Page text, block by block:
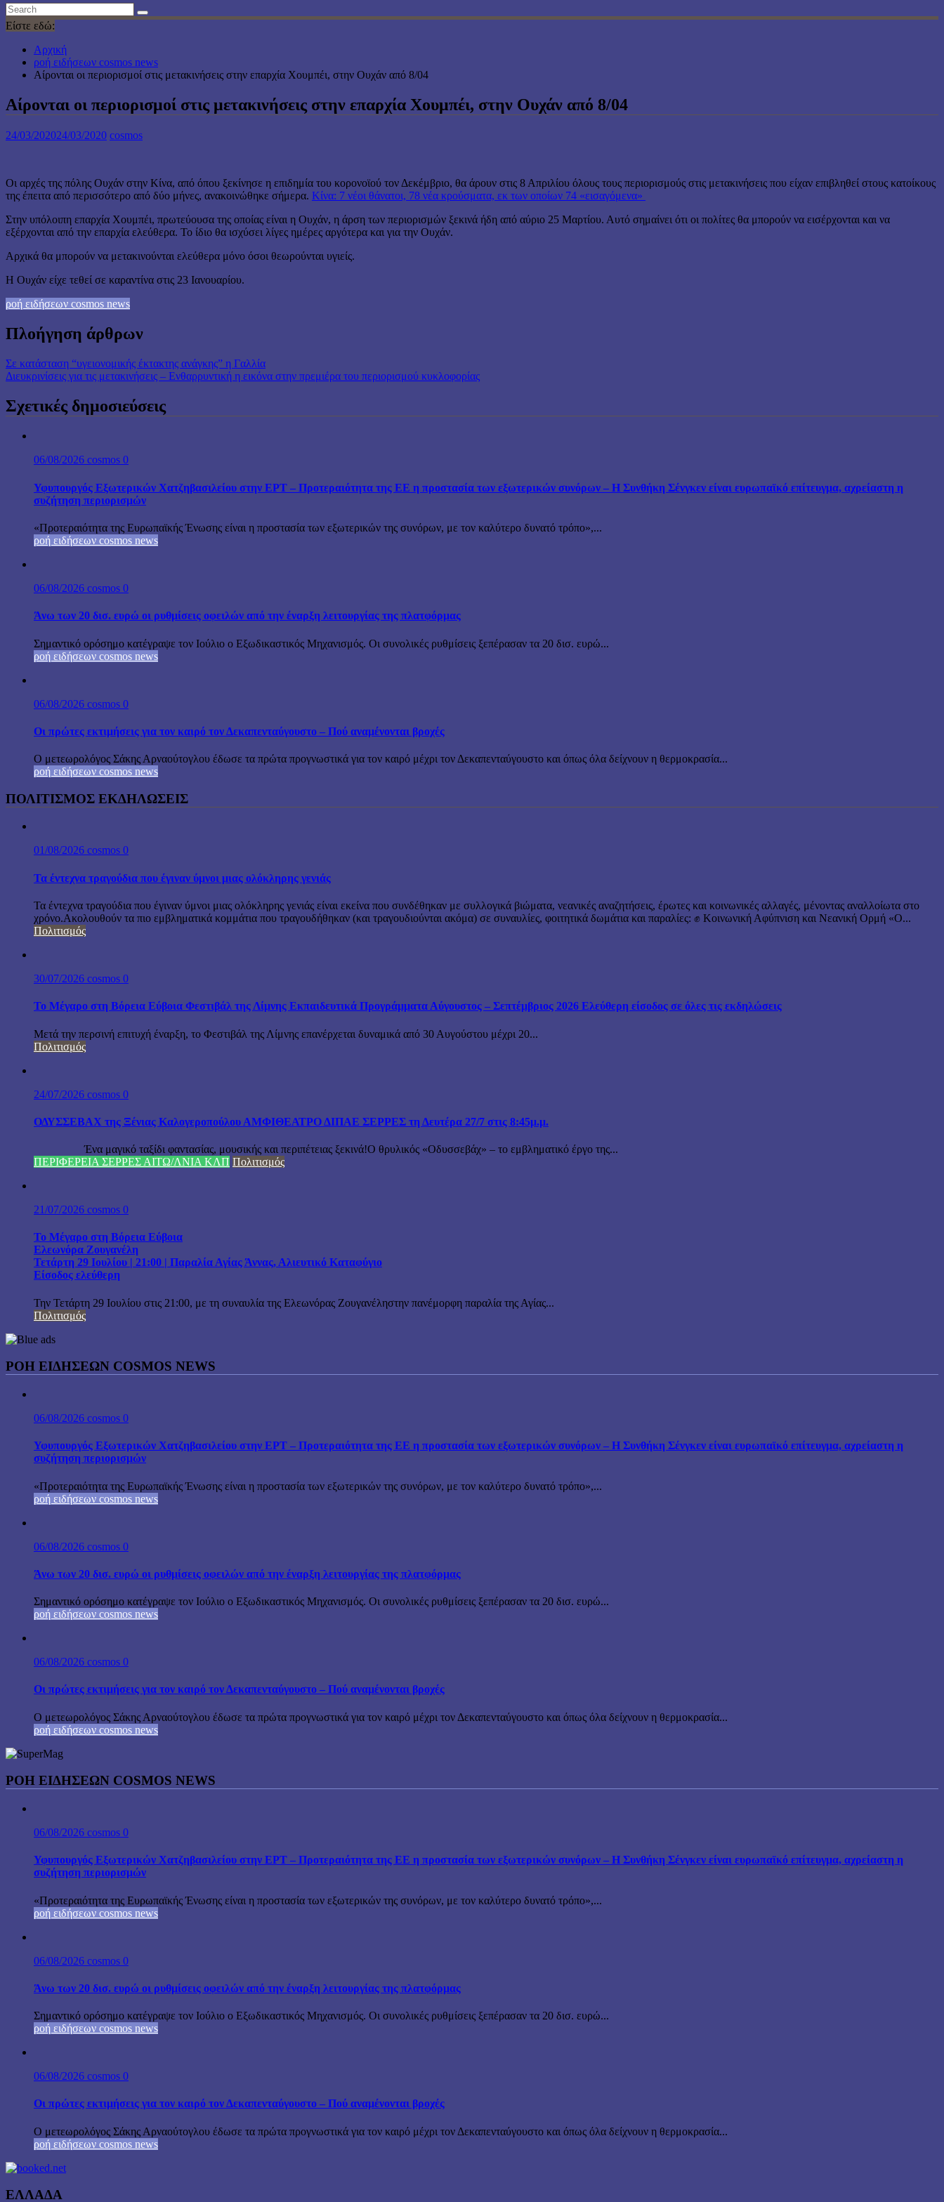
Είστε εδώ:
Αρχική
ροή ειδήσεων cosmos news
Αίρονται οι περιορισμοί στις μετακινήσεις στην επαρχία Χουμπέι, στην Ουχάν από 8/04
Αίρονται οι περιορισμοί στις μετακινήσεις στην επαρχία Χουμπέι, στην Ουχάν από 8/04
24/03/202024/03/2020 cosmos
Οι αρχές της πόλης Ουχάν στην Κίνα, από όπου ξεκίνησε η επιδημία του κορονοϊού τον Δεκέμβριο, θα άρουν στις 8 Απριλίου όλους τους περιορισμούς στις μετακινήσεις που είχαν επιβληθεί στους κατοίκους
της έπειτα από περισσότερο από δύο μήνες, ανακοινώθηκε σήμερα. Κίνα: 7 νέοι θάνατοι, 78 νέα κρούσματα, εκ των οποίων 74 «εισαγόμενα»
Στην υπόλοιπη επαρχία Χουμπέι, πρωτεύουσα της οποίας είναι η Ουχάν, η άρση των περιορισμών ξεκινά ήδη από αύριο 25 Μαρτίου. Αυτό σημαίνει ότι οι πολίτες θα μπορούν να εισέρχονται και να
εξέρχονται από την επαρχία ελεύθερα. Το ίδιο θα ισχύσει λίγες ημέρες αργότερα και για την Ουχάν.
Αρχικά θα μπορούν να μετακινούνται ελεύθερα μόνο όσοι θεωρούνται υγιείς.
Η Ουχάν είχε τεθεί σε καραντίνα στις 23 Ιανουαρίου.
ροή ειδήσεων cosmos news
Πλοήγηση άρθρων
Σε κατάσταση “υγειονομικής έκτακτης ανάγκης” η Γαλλία
Διευκρινίσεις για τις μετακινήσεις – Ενθαρρυντική η εικόνα στην πρεμιέρα του περιορισμού κυκλοφορίας
Σχετικές δημοσιεύσεις
06/08/2026 cosmos 0
Υφυπουργός Εξωτερικών Χατζηβασιλείου στην ΕΡΤ – Προτεραιότητα της ΕΕ η προστασία των εξωτερικών συνόρων – Η Συνθήκη Σένγκεν είναι ευρωπαϊκό επίτευγμα, αχρείαστη η
συζήτηση περιορισμών
«Προτεραιότητα της Ευρωπαϊκής Ένωσης είναι η προστασία των εξωτερικών της συνόρων, με τον καλύτερο δυνατό τρόπο»,...
ροή ειδήσεων cosmos news
06/08/2026 cosmos 0
Άνω των 20 δισ. ευρώ οι ρυθμίσεις οφειλών από την έναρξη λειτουργίας της πλατφόρμας
Σημαντικό ορόσημο κατέγραψε τον Ιούλιο ο Εξωδικαστικός Μηχανισμός. Οι συνολικές ρυθμίσεις ξεπέρασαν τα 20 δισ. ευρώ...
ροή ειδήσεων cosmos news
06/08/2026 cosmos 0
Οι πρώτες εκτιμήσεις για τον καιρό τον Δεκαπενταύγουστο – Πού αναμένονται βροχές
Ο μετεωρολόγος Σάκης Αρναούτογλου έδωσε τα πρώτα προγνωστικά για τον καιρό μέχρι τον Δεκαπενταύγουστο και όπως όλα δείχνουν η θερμοκρασία...
ροή ειδήσεων cosmos news
ΠΟΛΙΤΙΣΜΟΣ ΕΚΔΗΛΩΣΕΙΣ
01/08/2026 cosmos 0
Τα έντεχνα τραγούδια που έγιναν ύμνοι μιας ολόκληρης γενιάς
Τα έντεχνα τραγούδια που έγιναν ύμνοι μιας ολόκληρης γενιάς είναι εκείνα που συνδέθηκαν με συλλογικά βιώματα, νεανικές αναζητήσεις, έρωτες και κοινωνικές αλλαγές, μένοντας αναλλοίωτα στο
χρόνο.Ακολουθούν τα πιο εμβληματικά κομμάτια που τραγουδήθηκαν (και τραγουδιούνται ακόμα) σε συναυλίες, φοιτητικά δωμάτια και παραλίες: ✊ Κοινωνική Αφύπνιση και Νεανική Ορμή «Ο...
Πολιτισμός
30/07/2026 cosmos 0
Το Μέγαρο στη Βόρεια Εύβοια Φεστιβάλ της Λίμνης Εκπαιδευτικά Προγράμματα Αύγουστος – Σεπτέμβριος 2026 Ελεύθερη είσοδος σε όλες τις εκδηλώσεις
Μετά την περσινή επιτυχή έναρξη, το Φεστιβάλ της Λίμνης επανέρχεται δυναμικά από 30 Αυγούστου μέχρι 20...
Πολιτισμός
24/07/2026 cosmos 0
ΟΔΥΣΣΕΒΑΧ της Ξένιας Καλογεροπούλου ΑΜΦΙΘΕΑΤΡΟ ΔΙΠΑΕ ΣΕΡΡΕΣ τη Δευτέρα 27/7 στις 8:45μ.μ.
Ένα μαγικό ταξίδι φαντασίας, μουσικής και περιπέτειας ξεκινά!Ο θρυλικός «Οδυσσεβάχ» – το εμβληματικό έργο της...
ΠΕΡΙΦΕΡΕΙΑ ΣΕΡΡΕΣ ΑΙΤΩ/ΛΝΙΑ ΚΛΠ Πολιτισμός
21/07/2026 cosmos 0
Το Μέγαρο στη Βόρεια Εύβοια
Ελεωνόρα Ζουγανέλη
Τετάρτη 29 Ιουλίου | 21:00 | Παραλία Αγίας Άννας, Αλιευτικό Καταφύγιο
Είσοδος ελεύθερη
Την Τετάρτη 29 Ιουλίου στις 21:00, με τη συναυλία της Ελεωνόρας Ζουγανέληστην πανέμορφη παραλία της Αγίας...
Πολιτισμός
ΡΟΗ ΕΙΔΗΣΕΩΝ COSMOS NEWS
06/08/2026 cosmos 0
Υφυπουργός Εξωτερικών Χατζηβασιλείου στην ΕΡΤ – Προτεραιότητα της ΕΕ η προστασία των εξωτερικών συνόρων – Η Συνθήκη Σένγκεν είναι ευρωπαϊκό επίτευγμα, αχρείαστη η
συζήτηση περιορισμών
«Προτεραιότητα της Ευρωπαϊκής Ένωσης είναι η προστασία των εξωτερικών της συνόρων, με τον καλύτερο δυνατό τρόπο»,...
ροή ειδήσεων cosmos news
06/08/2026 cosmos 0
Άνω των 20 δισ. ευρώ οι ρυθμίσεις οφειλών από την έναρξη λειτουργίας της πλατφόρμας
Σημαντικό ορόσημο κατέγραψε τον Ιούλιο ο Εξωδικαστικός Μηχανισμός. Οι συνολικές ρυθμίσεις ξεπέρασαν τα 20 δισ. ευρώ...
ροή ειδήσεων cosmos news
06/08/2026 cosmos 0
Οι πρώτες εκτιμήσεις για τον καιρό τον Δεκαπενταύγουστο – Πού αναμένονται βροχές
Ο μετεωρολόγος Σάκης Αρναούτογλου έδωσε τα πρώτα προγνωστικά για τον καιρό μέχρι τον Δεκαπενταύγουστο και όπως όλα δείχνουν η θερμοκρασία...
ροή ειδήσεων cosmos news
ΡΟΉ ΕΙΔΉΣΕΩΝ COSMOS NEWS
06/08/2026 cosmos 0
Υφυπουργός Εξωτερικών Χατζηβασιλείου στην ΕΡΤ – Προτεραιότητα της ΕΕ η προστασία των εξωτερικών συνόρων – Η Συνθήκη Σένγκεν είναι ευρωπαϊκό επίτευγμα, αχρείαστη η
συζήτηση περιορισμών
«Προτεραιότητα της Ευρωπαϊκής Ένωσης είναι η προστασία των εξωτερικών της συνόρων, με τον καλύτερο δυνατό τρόπο»,...
ροή ειδήσεων cosmos news
06/08/2026 cosmos 0
Άνω των 20 δισ. ευρώ οι ρυθμίσεις οφειλών από την έναρξη λειτουργίας της πλατφόρμας
Σημαντικό ορόσημο κατέγραψε τον Ιούλιο ο Εξωδικαστικός Μηχανισμός. Οι συνολικές ρυθμίσεις ξεπέρασαν τα 20 δισ. ευρώ...
ροή ειδήσεων cosmos news
06/08/2026 cosmos 0
Οι πρώτες εκτιμήσεις για τον καιρό τον Δεκαπενταύγουστο – Πού αναμένονται βροχές
Ο μετεωρολόγος Σάκης Αρναούτογλου έδωσε τα πρώτα προγνωστικά για τον καιρό μέχρι τον Δεκαπενταύγουστο και όπως όλα δείχνουν η θερμοκρασία...
ροή ειδήσεων cosmos news
ΕΛΛΑΔΑ